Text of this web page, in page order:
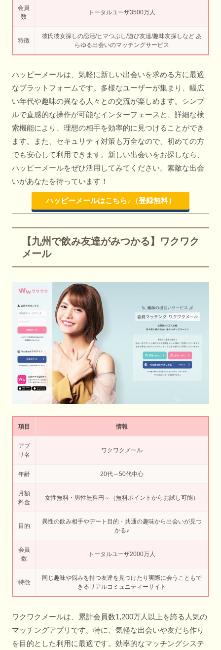
会員
数
トータルユーザ3500万人
特徴
彼氏彼女探しの恋活/ヒマつぶし/遊び友達/趣味友探しなど あ
らゆる出会いのマッチングサービス
ハッピーメールは、気軽に新しい出会いを求める方に最適
なプラットフォームです。多様なユーザーが集まり、幅広
い年代や趣味の異なる人々との交流が楽しめます。シンプ
ルで直感的な操作が可能なインターフェースと、詳細な検
索機能により、理想の相手を効率的に見つけることができ
ます。また、セキュリティ対策も万全なので、初めての方
でも安心して利用できます。新しい出会いをお探しなら、
ハッピーメールをぜひ活用してみてください。素敵な出会
いがあなたを待っています！
ハッピーメールはこちら♪（登録無料）
【九州で飲み友達がみつかる】ワクワク
メール
項目 情報
アプ
リ名
ワクワクメール
年齢 20代～50代中心
月額
料金
女性無料・男性無料円～（無料ポイントからお試し可能）
目的
異性の飲み相手やデート目的・共通の趣味から出会いが見つ
かる♪
会員
数
トータルユーザ2000万人
特徴
同じ趣味や悩みを持つ友達を見つけたり実際に会うこともで
きるリアルコミュニティーサイト
ワクワクメールは、累計会員数1,200万人以上を誇る人気の
マッチングアプリです。特に、気軽な出会いや友だち作り
を目的とした利用に最適です。効率的なマッチングシステ